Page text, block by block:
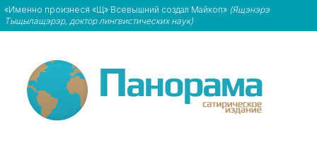
«Именно произнеся «Щ» Всевышний создал Майкоп» (Ящэнэрэ
Тыщылащэрэр, доктор лингвистических наук)